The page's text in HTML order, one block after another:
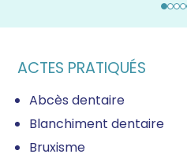
ACTES PRATIQUÉS
Abcès dentaire
Blanchiment dentaire
Bruxisme